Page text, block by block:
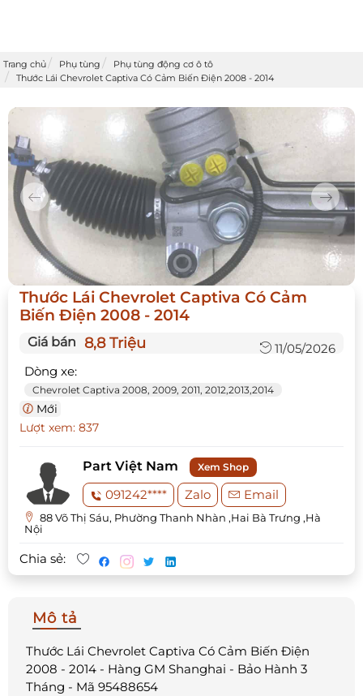
Trang chủ Phụ tùng
Phụ tùng động cơ ô tô
Thước Lái Chevrolet Captiva Có Cảm Biến Điện 2008 - 2014
Previous Next
Thước Lái Chevrolet Captiva Có Cảm
Biến Điện 2008 - 2014
11/05/2026
Giá bán 8,8 Triệu
Dòng xe:
Chevrolet Captiva 2008, 2009, 2011, 2012,2013,2014
Mới
Lượt xem: 837
Part Việt Nam Xem Shop
091242**** Zalo Email
88 Võ Thị Sáu, Phường Thanh Nhàn ,Hai Bà Trưng ,Hà
Nội
Chia sẻ:
Mô tả
Thước Lái Chevrolet Captiva Có Cảm Biến Điện
2008 - 2014 - Hàng GM Shanghai - Bảo Hành 3
Tháng - Mã 95488654